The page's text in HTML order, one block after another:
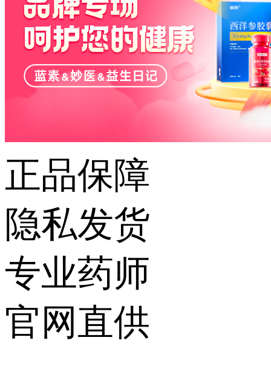
正品保障
隐私发货
专业药师
官网直供